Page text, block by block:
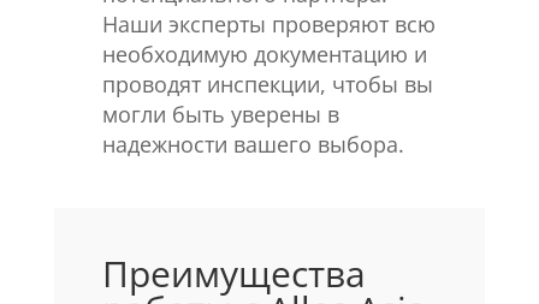
Наши эксперты проверяют всю
необходимую документацию и
проводят инспекции, чтобы вы
могли быть уверены в
надежности вашего выбора.
Преимущества